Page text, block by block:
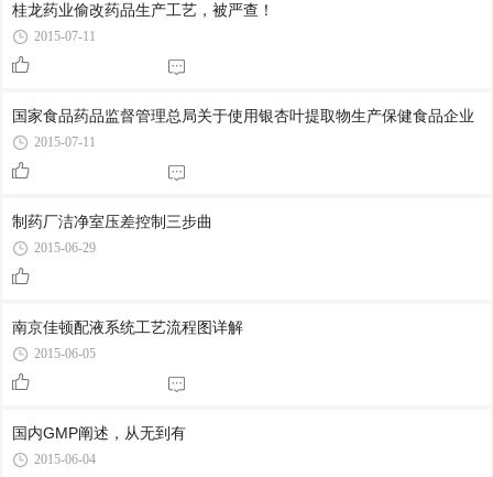
桂龙药业偷改药品生产工艺，被严查！
2015-07-11
国家食品药品监督管理总局关于使用银杏叶提取物生产保健食品企业
2015-07-11
制药厂洁净室压差控制三步曲
2015-06-29
南京佳顿配液系统工艺流程图详解
2015-06-05
国内GMP阐述，从无到有
2015-06-04